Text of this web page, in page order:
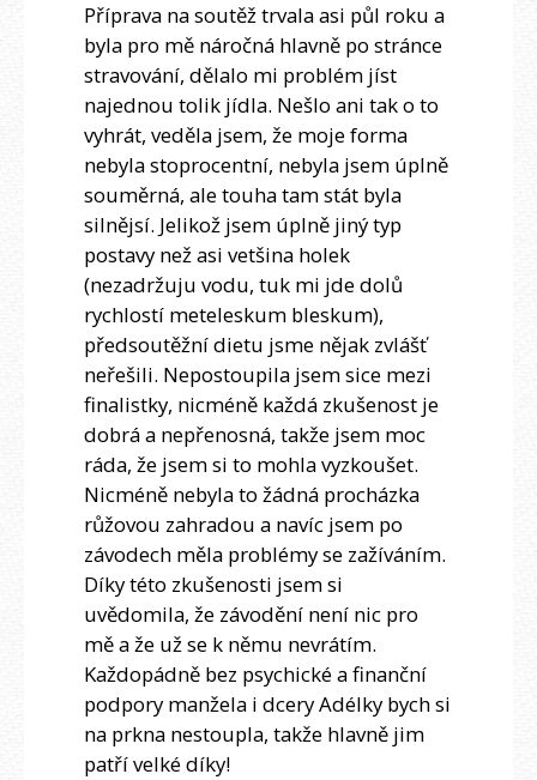
Příprava na soutěž trvala asi půl roku a
byla pro mě náročná hlavně po stránce
stravování, dělalo mi problém jíst
najednou tolik jídla. Nešlo ani tak o to
vyhrát, veděla jsem, že moje forma
nebyla stoprocentní, nebyla jsem úplně
souměrná, ale touha tam stát byla
silnějsí. Jelikož jsem úplně jiný typ
postavy než asi vetšina holek
(nezadržuju vodu, tuk mi jde dolů
rychlostí meteleskum bleskum),
předsoutěžní dietu jsme nějak zvlášť
neřešili. Nepostoupila jsem sice mezi
finalistky, nicméně každá zkušenost je
dobrá a nepřenosná, takže jsem moc
ráda, že jsem si to mohla vyzkoušet.
Nicméně nebyla to žádná procházka
růžovou zahradou a navíc jsem po
závodech měla problémy se zažíváním.
Díky této zkušenosti jsem si
uvědomila, že závodění není nic pro
mě a že už se k němu nevrátím.
Každopádně bez psychické a finanční
podpory manžela i dcery Adélky bych si
na prkna nestoupla, takže hlavně jim
patří velké díky!